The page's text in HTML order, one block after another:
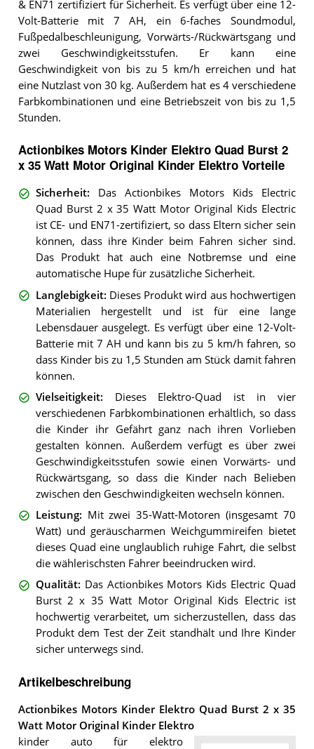
& EN71 zertifiziert für Sicherheit. Es verfügt über eine 12-
Volt-Batterie mit 7 AH, ein 6-faches Soundmodul,
Fußpedalbeschleunigung, Vorwärts-/Rückwärtsgang und
zwei Geschwindigkeitsstufen. Er kann eine
Geschwindigkeit von bis zu 5 km/h erreichen und hat
eine Nutzlast von 30 kg. Außerdem hat es 4 verschiedene
Farbkombinationen und eine Betriebszeit von bis zu 1,5
Stunden.
Actionbikes Motors Kinder Elektro Quad Burst 2
x 35 Watt Motor Original Kinder Elektro Vorteile
Sicherheit: Das Actionbikes Motors Kids Electric
Quad Burst 2 x 35 Watt Motor Original Kids Electric
ist CE- und EN71-zertifiziert, so dass Eltern sicher sein
können, dass ihre Kinder beim Fahren sicher sind.
Das Produkt hat auch eine Notbremse und eine
automatische Hupe für zusätzliche Sicherheit.
Langlebigkeit: Dieses Produkt wird aus hochwertigen
Materialien hergestellt und ist für eine lange
Lebensdauer ausgelegt. Es verfügt über eine 12-Volt-
Batterie mit 7 AH und kann bis zu 5 km/h fahren, so
dass Kinder bis zu 1,5 Stunden am Stück damit fahren
können.
Vielseitigkeit: Dieses Elektro-Quad ist in vier
verschiedenen Farbkombinationen erhältlich, so dass
die Kinder ihr Gefährt ganz nach ihren Vorlieben
gestalten können. Außerdem verfügt es über zwei
Geschwindigkeitsstufen sowie einen Vorwärts- und
Rückwärtsgang, so dass die Kinder nach Belieben
zwischen den Geschwindigkeiten wechseln können.
Leistung: Mit zwei 35-Watt-Motoren (insgesamt 70
Watt) und geräuscharmen Weichgummireifen bietet
dieses Quad eine unglaublich ruhige Fahrt, die selbst
die wählerischsten Fahrer beeindrucken wird.
Qualität: Das Actionbikes Motors Kids Electric Quad
Burst 2 x 35 Watt Motor Original Kids Electric ist
hochwertig verarbeitet, um sicherzustellen, dass das
Produkt dem Test der Zeit standhält und Ihre Kinder
sicher unterwegs sind.
Artikelbeschreibung
Actionbikes Motors Kinder Elektro Quad Burst 2 x 35
Watt Motor Original Kinder Elektro
kinder auto für elektro